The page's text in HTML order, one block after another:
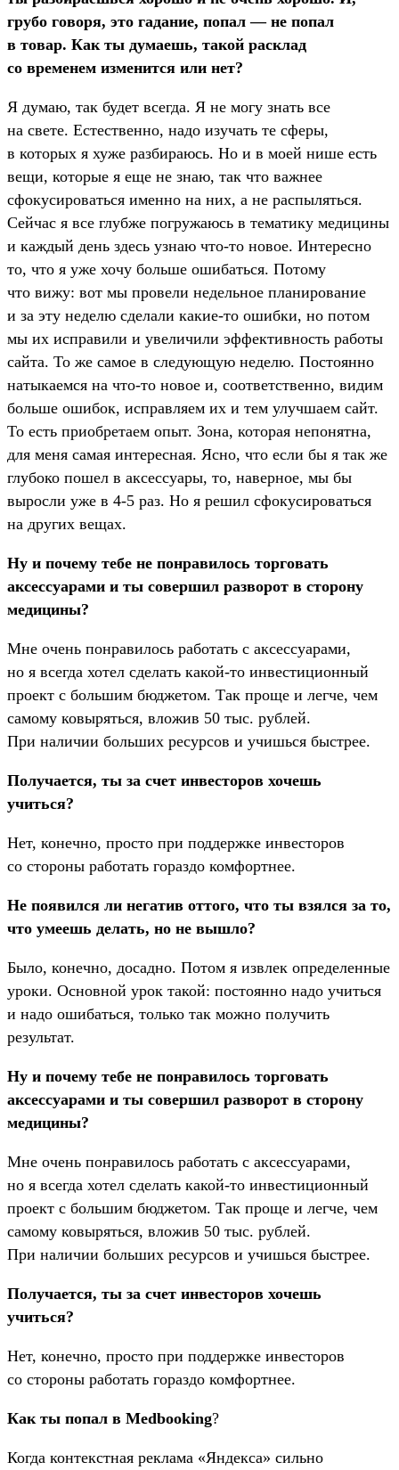
грубо говоря, это гадание, попал — не попал
в товар. Как ты думаешь, такой расклад
со временем изменится или нет?
Я думаю, так будет всегда. Я не могу знать все
на свете. Естественно, надо изучать те сферы,
в которых я хуже разбираюсь. Но и в моей нише есть
вещи, которые я еще не знаю, так что важнее
сфокусироваться именно на них, а не распыляться.
Сейчас я все глубже погружаюсь в тематику медицины
и каждый день здесь узнаю что-то новое. Интересно
то, что я уже хочу больше ошибаться. Потому
что вижу: вот мы провели недельное планирование
и за эту неделю сделали какие-то ошибки, но потом
мы их исправили и увеличили эффективность работы
сайта. То же самое в следующую неделю. Постоянно
натыкаемся на что-то новое и, соответственно, видим
больше ошибок, исправляем их и тем улучшаем сайт.
То есть приобретаем опыт. Зона, которая непонятна,
для меня самая интересная. Ясно, что если бы я так же
глубоко пошел в аксессуары, то, наверное, мы бы
выросли уже в 4-5 раз. Но я решил сфокусироваться
на других вещах.
Ну и почему тебе не понравилось торговать
аксессуарами и ты совершил разворот в сторону
медицины?
Мне очень понравилось работать с аксессуарами,
но я всегда хотел сделать какой-то инвестиционный
проект с большим бюджетом. Так проще и легче, чем
самому ковыряться, вложив 50 тыс. рублей.
При наличии больших ресурсов и учишься быстрее.
Получается, ты за счет инвесторов хочешь
учиться?
Нет, конечно, просто при поддержке инвесторов
со стороны работать гораздо комфортнее.
Не появился ли негатив оттого, что ты взялся за то,
что умеешь делать, но не вышло?
Было, конечно, досадно. Потом я извлек определенные
уроки. Основной урок такой: постоянно надо учиться
и надо ошибаться, только так можно получить
результат.
Ну и почему тебе не понравилось торговать
аксессуарами и ты совершил разворот в сторону
медицины?
Мне очень понравилось работать с аксессуарами,
но я всегда хотел сделать какой-то инвестиционный
проект с большим бюджетом. Так проще и легче, чем
самому ковыряться, вложив 50 тыс. рублей.
При наличии больших ресурсов и учишься быстрее.
Получается, ты за счет инвесторов хочешь
учиться?
Нет, конечно, просто при поддержке инвесторов
со стороны работать гораздо комфортнее.
Как ты попал в Medbooking?
Когда контекстная реклама «Яндекса» сильно